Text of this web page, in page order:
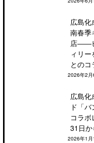
広島化
南春季
店――
ィリ
との
2026年2月
広島化
ド「
コラ
31日
2026年1月